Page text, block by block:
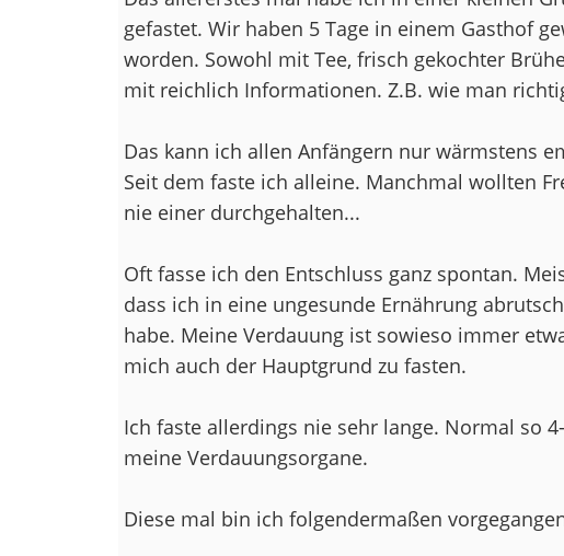
gefastet. Wir haben 5 Tage in einem Gasthof
worden. Sowohl mit Tee, frisch gekochter
mit reichlich Informationen. Z.B. wie man
Das kann ich allen Anfängern nur wärmstens
Seit dem faste ich alleine. Manchmal wollten
nie einer durchgehalten...
Oft fasse ich den Entschluss ganz spontan.
dass ich in eine ungesunde Ernährung
habe. Meine Verdauung ist sowieso immer
mich auch der Hauptgrund zu fasten.
Ich faste allerdings nie sehr lange. Normal so
meine Verdauungsorgane.
Diese mal bin ich folgendermaßen